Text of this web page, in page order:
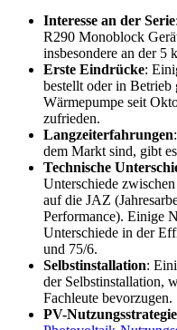
Interesse an der Serie
R290 Monoblock
insbesondere an der 5
Erste Eindrücke:
bestellt oder in Betrieb
Wärmepumpe seit
zufrieden.
Langzeiterfahrungen
dem Markt sind, gibt
Technische
Unterschiede
auf die JAZ
Performance). Einige
Unterschiede in der
und 75/6.
Selbstinstallation:
der Selbstinstallation,
Fachleute bevorzugen.
PV-Nutzungsstrategie